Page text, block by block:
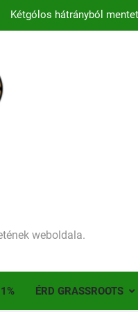
Kétgólos hátrányból
Fesztivál – több mint 200
játék nélkül jutottunk
a 2026–2027-es szezon –
Fesztivál – több mint 200
weboldala.
ÉRD GRASSROOTS